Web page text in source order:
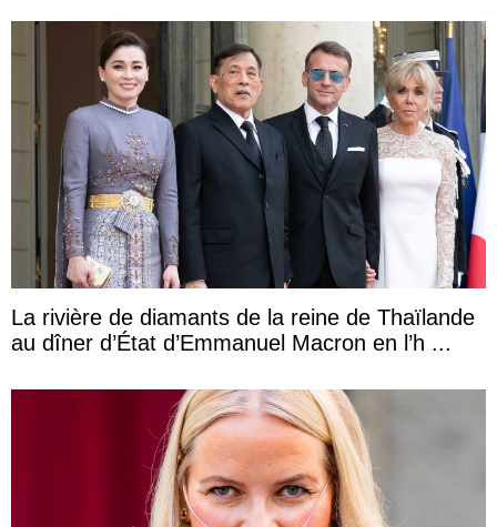
La rivière de diamants de la reine de Thaïlande
au dîner d’État d’Emmanuel Macron en l’h ...